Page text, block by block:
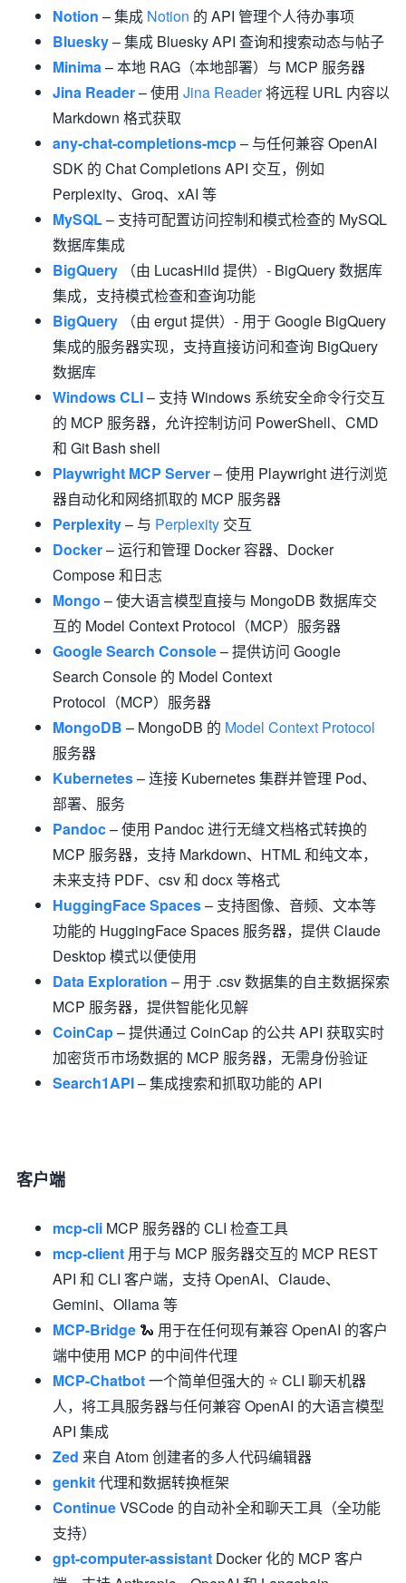
Notion – 集成 Notion 的 API 管理个人待办事项
Bluesky– 集成 Bluesky API 查询和搜索动态与帖子
Minima– 本地 RAG（本地部署）与 MCP 服务器
Jina Reader– 使用 Jina Reader将远程 URL 内容以
Markdown 格式获取
any-chat-completions-mcp– 与任何兼容 OpenAI
SDK 的 Chat Completions API 交互，例如
Perplexity、Groq、xAI 等
MySQL– 支持可配置访问控制和模式检查的 MySQL
数据库集成
BigQuery （由 LucasHild 提供）- BigQuery 数据库
集成，支持模式检查和查询功能
BigQuery （由 ergut 提供）- 用于 Google BigQuery
集成的服务器实现，支持直接访问和查询 BigQuery
数据库
Windows CLI– 支持 Windows 系统安全命令行交互
的 MCP 服务器，允许控制访问 PowerShell、CMD
和 Git Bash shell
Playwright MCP Server– 使用 Playwright 进行浏览
器自动化和网络抓取的 MCP 服务器
Perplexity– 与 Perplexity 交互
Docker– 运行和管理 Docker 容器、Docker
Compose 和日志
Mongo – 使大语言模型直接与 MongoDB 数据库交
互的 Model Context Protocol（MCP）服务器
Google Search Console– 提供访问 Google
Search Console 的 Model Context
Protocol（MCP）服务器
MongoDB – MongoDB 的 Model Context Protocol
服务器
Kubernetes– 连接 Kubernetes 集群并管理 Pod、
部署、服务
Pandoc– 使用 Pandoc 进行无缝文档格式转换的
MCP 服务器，支持 Markdown、HTML 和纯文本，
未来支持 PDF、csv 和 docx 等格式
HuggingFace Spaces– 支持图像、音频、文本等
功能的 HuggingFace Spaces 服务器，提供 Claude
Desktop 模式以便使用
Data Exploration – 用于 .csv 数据集的自主数据探索
MCP 服务器，提供智能化见解
CoinCap– 提供通过 CoinCap 的公共 API 获取实时
加密货币市场数据的 MCP 服务器，无需身份验证
Search1API– 集成搜索和抓取功能的 API
客户端
mcp-cli MCP 服务器的 CLI 检查工具
mcp-client 用于与 MCP 服务器交互的 MCP REST
API 和 CLI 客户端，支持 OpenAI、Claude、
Gemini、Ollama 等
MCP-Bridge 🐍 用于在任何现有兼容 OpenAI 的客户
端中使用 MCP 的中间件代理
MCP-Chatbot一个简单但强大的 ⭐ CLI 聊天机器
人，将工具服务器与任何兼容 OpenAI 的大语言模型
API 集成
Zed 来自 Atom 创建者的多人代码编辑器
genkit代理和数据转换框架
ContinueVSCode 的自动补全和聊天工具（全功能
支持）
gpt-computer-assistant Docker 化的 MCP 客户